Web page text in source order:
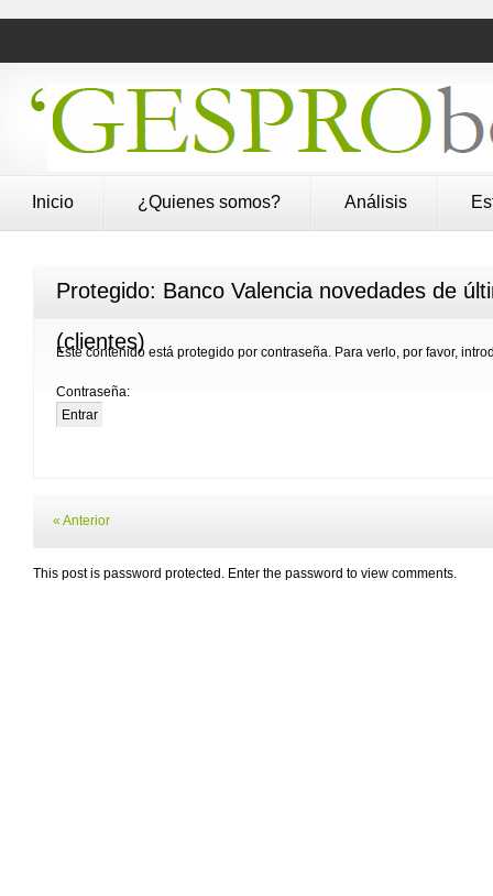
Inicio ¿Quienes somos? Análisis
Protegido: Banco Valencia novedades de
(clientes)
Este contenido está protegido por contraseña. Para verlo, por favor,
Contraseña:
« Anterior
This post is password protected. Enter the password to view comments.